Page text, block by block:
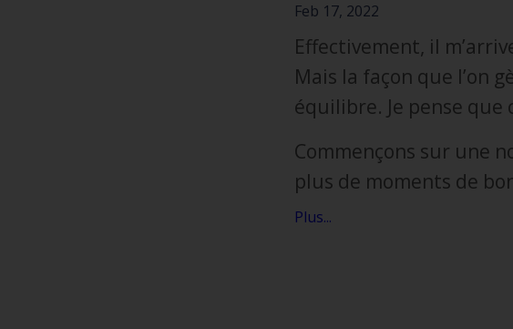
Feb 17, 2022
Effectivement, il
Mais la façon que l’on
équilibre. Je pense que
Commençons sur une
plus de moments de
Plus...